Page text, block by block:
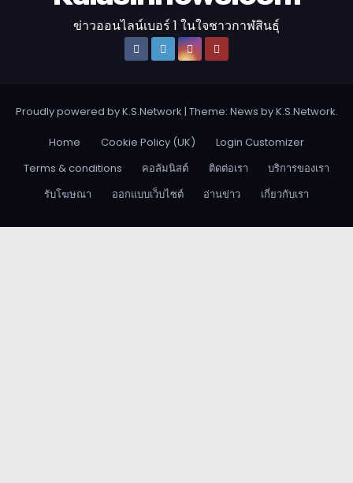
ข่าวออนไลน์เบอร์ 1 ในใจชาวกาฬสินธุ์
Proudly powered by K.S.Network | Theme: News byK.S.Network.
Home Cookie Policy (UK)
Login Customizer
Terms & conditions
คอลัมนิสต์ ติดต่อเรา
บริการของเรา
รับโฆษณา
ออกแบบเว็บไซต์ อ่านข่าว เกี่ยวกับเรา